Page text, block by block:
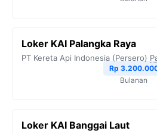
Loker KAI Palangka Raya
PT Kereta Api Indonesia (Persero)
Rp
Bulanan
Loker KAI Banggai Laut